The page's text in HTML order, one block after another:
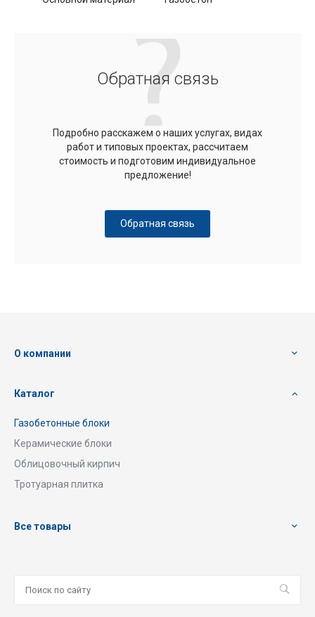
Обратная связь
Подробно расскажем о наших услугах, видах
работ и типовых проектах, рассчитаем
стоимость и подготовим индивидуальное
предложение!
Обратная связь
О компании
Каталог
Газобетонные блоки
Керамические блоки
Облицовочный кирпич
Тротуарная плитка
Все товары